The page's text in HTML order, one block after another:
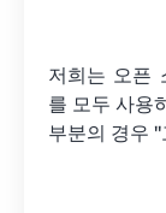
저희는 오픈
를 모두 사용
부분의 경우